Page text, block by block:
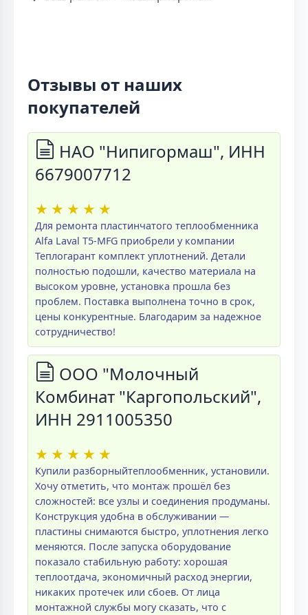
Отзывы от наших
покупателей
НАО "Нипигормаш", ИНН
6679007712
★ ★ ★ ★ ★
Для ремонта пластинчатого теплообменника
Alfa Laval T5-MFG приобрели у компании
Теплогарант комплект уплотнений. Детали
полностью подошли, качество материала на
высоком уровне, установка прошла без
проблем. Поставка выполнена точно в срок,
цены конкурентные. Благодарим за надежное
сотрудничество!
ООО "Молочный
Комбинат "Каргопольский",
ИНН 2911005350
★ ★ ★ ★ ★
Купили разборныйтеплообменник, установили.
Хочу отметить, что монтаж прошёл без
сложностей: все узлы и соединения продуманы.
Конструкция удобна в обслуживании —
пластины снимаются быстро, уплотнения легко
меняются. После запуска оборудование
показало стабильную работу: хорошая
теплоотдача, экономичный расход энергии,
никаких протечек или сбоев. От лица
монтажной службы могу сказать, что с